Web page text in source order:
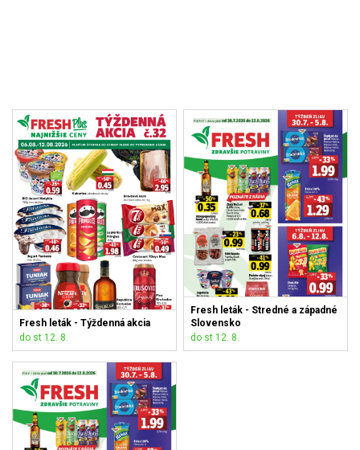
Fresh leták - Týždenná akcia
do st 12. 8.
Fresh leták - Stredné a západné
Slovensko
do st 12. 8.